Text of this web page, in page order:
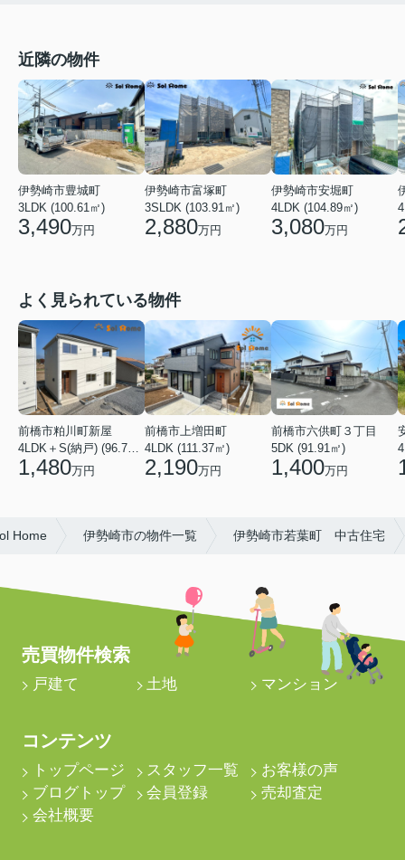
近隣の物件
伊勢崎市豊城町
3LDK (100.61㎡)
3,490万円
伊勢崎市富塚町
3SLDK (103.91㎡)
2,880万円
伊勢崎市安堀町
4LDK (104.89㎡)
3,080万円
よく見られている物件
前橋市粕川町新屋
4LDK＋S(納戸) (96.78㎡)
1,480万円
前橋市上増田町
4LDK (111.37㎡)
2,190万円
前橋市六供町３丁目
5DK (91.91㎡)
1,400万円
Home 伊勢崎市の物件一覧 伊勢崎市若葉町 中古住宅
売買物件検索
戸建て 土地 マンション
コンテンツ
トップページ スタッフ一覧
お客様の声
ブログトップ
会員登録
売却査定
会社概要